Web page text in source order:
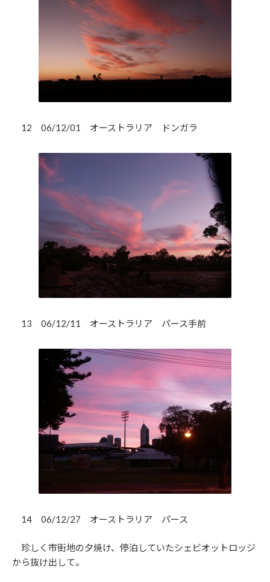
12 06/12/01 オーストラリア ドンガラ
13 06/12/11 オーストラリア パース手前
14 06/12/27 オーストラリア パース
珍しく市街地の夕焼け、停泊していたシェビオットロッジ
から抜け出して。